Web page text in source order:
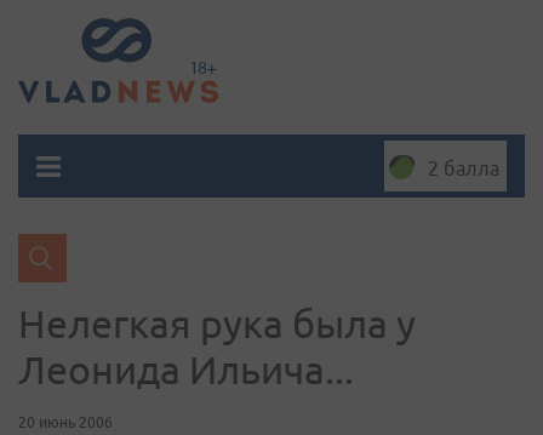
2 балла
Нелегкая рука была у
Леонида Ильича...
20 июнь 2006